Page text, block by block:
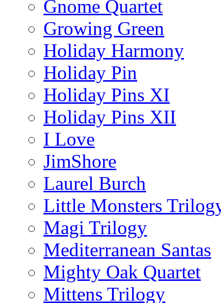
Gnome Quartet
Growing Green
Holiday Harmony
Holiday Pin
Holiday Pins XI
Holiday Pins XII
I Love
JimShore
Laurel Burch
Little Monsters
Magi Trilogy
Mediterranean Santas
Mighty Oak Quartet
Mittens Trilogy